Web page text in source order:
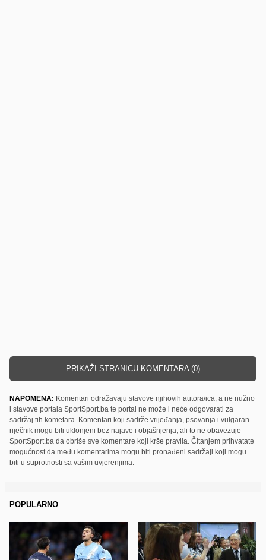
PRIKAŽI STRANICU KOMENTARA (0)
NAPOMENA: Komentari odražavaju stavove njihovih autora/ica, a ne nužno
i stavove portala SportSport.ba te portal ne može i neće odgovarati za
sadržaj tih kometara. Komentari koji sadrže vrijeđanja, psovanja i vulgaran
riječnik mogu biti uklonjeni bez najave i objašnjenja, ali to ne obavezuje
SportSport.ba da obriše sve komentare koji krše pravila. Čitanjem prihvatate
mogućnost da među komentarima mogu biti pronađeni sadržaji koji mogu
biti u suprotnosti sa vašim uvjerenjima.
POPULARNO